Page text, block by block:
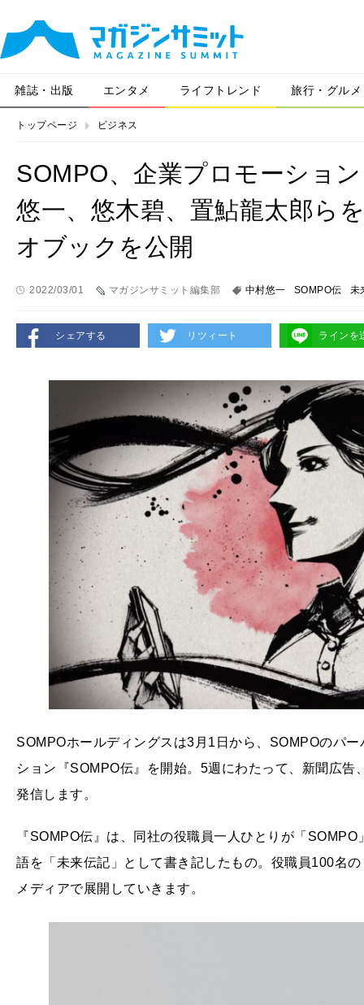
雑誌・出版 エンタメ ライフトレンド 旅行・グルメ
トップページ ビジネス
SOMPO、企業プロモーショ
悠一、悠木碧、置鮎龍太郎ら
オブックを公開
2022/03/01 マガジンサミット編集部 中村悠一 SOMPO伝 未
シェアする リツィート ラインを
SOMPOホールディングスは3月1日から、SOMPOのパ
ション『SOMPO伝』を開始。5週にわたって、新聞広
発信します。
『SOMPO伝』は、同社の役職員一人ひとりが「
語を「未来伝記」として書き記したもの。役職員100名
メディアで展開していきます。